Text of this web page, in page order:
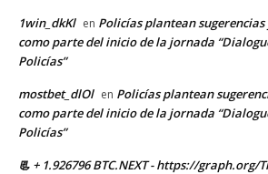
1win_dkKl en Policías plantean
como parte del inicio de la jornada
Policías”
mostbet_dlOl en Policías plantean
como parte del inicio de la jornada
Policías”
📃 + 1.926796 BTC.NEXT - https://graph.org/